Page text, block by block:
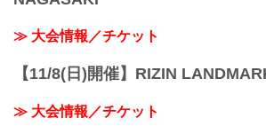
≫ 大会情報／チケット
【11/8(日)開催】RIZIN
≫ 大会情報／チケット